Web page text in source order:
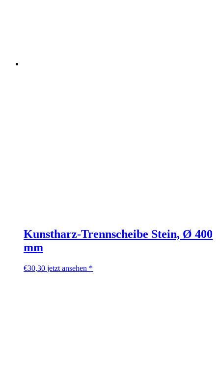
Kunstharz-Trennscheibe Stein, Ø 400
mm
€30,30 jetzt ansehen *